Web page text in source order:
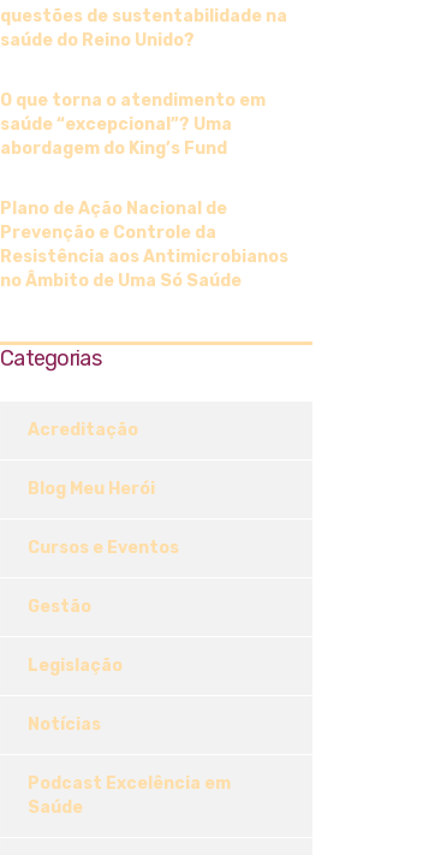
questões de sustentabilidade na
saúde do Reino Unido?
O que torna o atendimento em
saúde “excepcional”? Uma
abordagem do King’s Fund
Plano de Ação Nacional de
Prevenção e Controle da
Resistência aos Antimicrobianos
no Âmbito de Uma Só Saúde
Categorias
Acreditação
Blog Meu Herói
Cursos e Eventos
Gestão
Legislação
Notícias
Podcast Excelência em
Saúde